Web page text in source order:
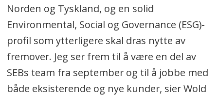
Norden og Tyskland, og en solid
Environmental, Social og Governance (ESG)-
profil som ytterligere skal dras nytte av
fremover. Jeg ser frem til å være en del av
SEBs team fra september og til å jobbe med
både eksisterende og nye kunder, sier Wold